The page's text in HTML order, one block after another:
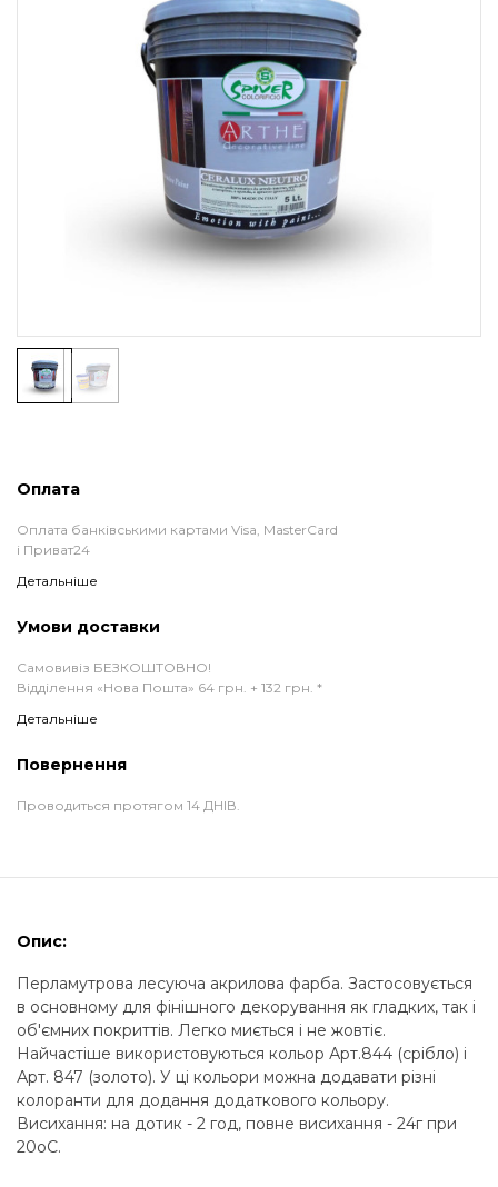
Оплата
Оплата банківськими картами Visa, MasterCard
і Приват24
Детальніше
Умови доставки
Самовивіз БЕЗКОШТОВНО!
Відділення «Нова Пошта» 64 грн. + 132 грн. *
Детальніше
Повернення
Проводиться протягом 14 ДНІВ.
Опис:
Перламутрова лесуюча акрилова фарба. Застосовується
в основному для фінішного декорування як гладких, так і
об'ємних покриттів. Легко миється і не жовтіє.
Найчастіше використовуються кольор Арт.844 (срібло) і
Арт. 847 (золото). У ці кольори можна додавати різні
колоранти для додання додаткового кольору.
Висихання: на дотик - 2 год, повне висихання - 24г при
20оC.